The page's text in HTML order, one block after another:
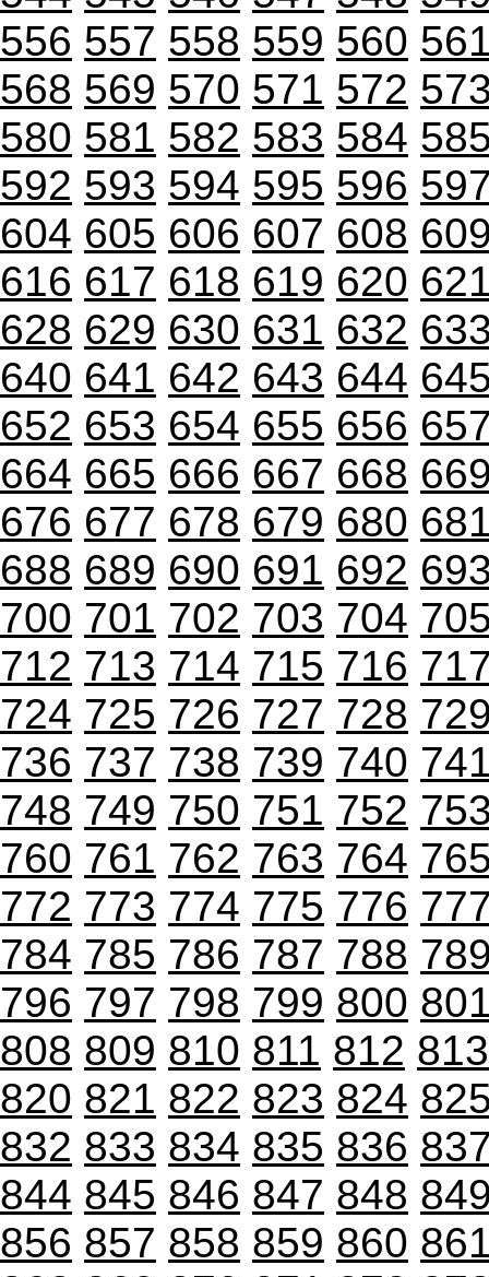
556 557 558 559 560
568 569 570 571 572
580 581 582 583 584
592 593 594 595 596
604 605 606 607 608
616 617 618 619 620
628 629 630 631 632
640 641 642 643 644
652 653 654 655 656
664 665 666 667 668
676 677 678 679 680
688 689 690 691 692
700 701 702 703 704
712 713 714 715 716
724 725 726 727 728
736 737 738 739 740
748 749 750 751 752
760 761 762 763 764
772 773 774 775 776
784 785 786 787 788
796 797 798 799 800
808 809 810 811 812 813
820 821 822 823 824
832 833 834 835 836
844 845 846 847 848
856 857 858 859 860